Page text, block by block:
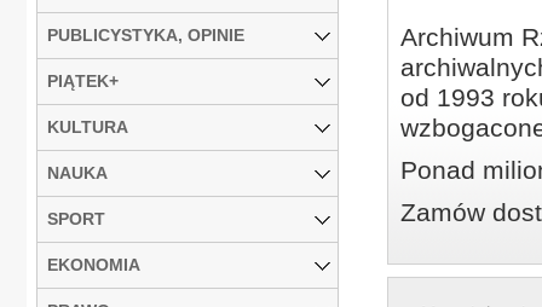
Archiwum
od 1993
Ponad
Zamów
PUBLICYSTYKA, OPINIE
PIĄTEK+
KULTURA
NAUKA
SPORT
EKONOMIA